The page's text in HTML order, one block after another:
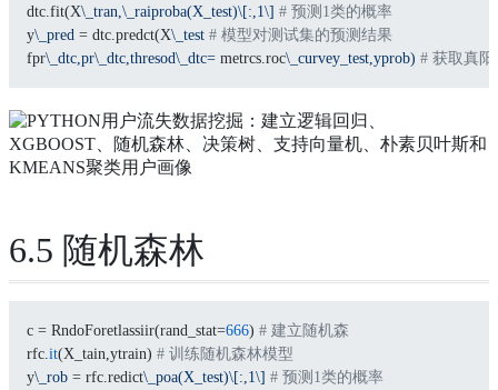
dtc.fit(X\_tran,\_raiproba(X_test)\[:,1\] # 预测1类的概率
y\_pred = dtc.predct(X\_test # 模型对测试集的预测结果
fpr\_dtc,pr\_dtc,thresod\_dtc= metrcs.roc\_curvey_test,yprob) # 获取真
6.5 随机森林
c = RndoForetlassiir(rand_stat=666) # 建立随机森
rfc. it(X_tain,ytrain) # 训练随机森林模型
y\_rob = rfc.redict\_poa(X_test)\[:,1\] # 预测1类的概率